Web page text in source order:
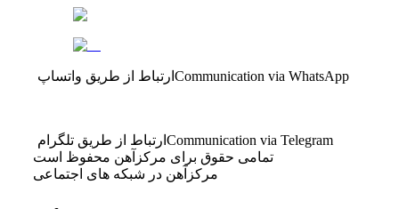
ارتباط از طریق واتساپ Communication via WhatsApp
ارتباط از طریق تلگرام Communication via Telegram
تمامی حقوق برای مرکزآهن محفوظ است
مرکزآهن در شبکه های اجتماعی